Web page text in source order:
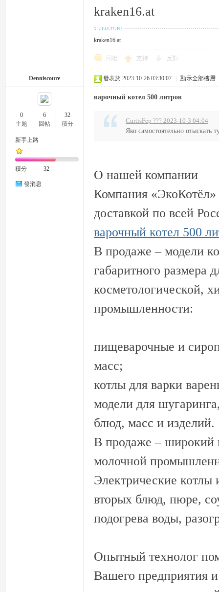
kraken16.at
kraken16.at
回復 支持 反對
Denniscoure
0
主題
6
回帖
32
積分
新手上路
積分 32
發消息
發表於 2023-10-26 03:30:07 顯示全部樓層
варочный котел 500 литров
CurtisFep ??? 2023-10-3 04:04
Яко самостоятельно отыскать
О нашей компании
Компания «ЭкоКотёл»
доставкой по всей
варочный котел 500
В продаже – модели
габаритного размера
косметологической,
промышленности:
пищеварочные и
масс;
котлы для варки
модели для
блюд, масс и изделий.
В продаже – широкий
молочной
Электрические котлы
вторых блюд, пюре,
подогрева воды,
Опытный технолог
Вашего предприятия